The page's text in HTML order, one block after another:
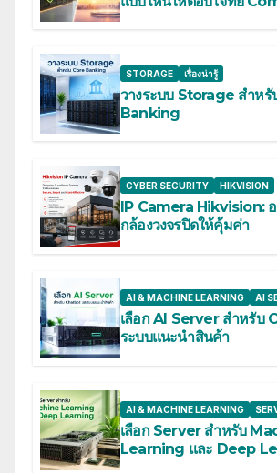
STORAGE เรื่องน่ารู้
วางระบบ Storage สำหรั
Banking
CYBER SECURITY HIKVISION
IP Camera Hikvision:
กล้องวงจรปิดให้คุ้มค่า
AI & MACHINE LEARNING AI
เลือก AI Server สำหรับ
ระบบแนะนำสินค้า
AI & MACHINE LEARNING
เลือก Server สำหรับ
Learning และ Deep